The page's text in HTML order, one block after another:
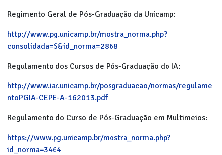
Regimento Geral de Pós-Graduação da Unicamp:
http://www.pg.unicamp.br/mostra_norma.php?
consolidada=S&id_norma=2868
Regulamento dos Cursos de Pós-Graduação do IA:
http://www.iar.unicamp.br/posgraduacao/normas/regulame
ntoPGIA-CEPE-A-162013.pdf
Regulamento do Curso de Pós-Graduação em Multimeios:
https://www.pg.unicamp.br/mostra_norma.php?
id_norma=3464